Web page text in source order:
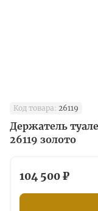
Код товара: 26119
Держатель
26119 золото
104 500 ₽